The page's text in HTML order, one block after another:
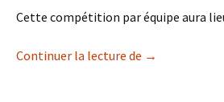
Cette compétition par équipe aura
Continuer la lecture de Coupe
→